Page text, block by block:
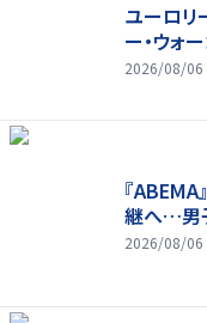
ユーロリ
ー・ウォ
2026/08/06
『
継へ…男
2026/08/06